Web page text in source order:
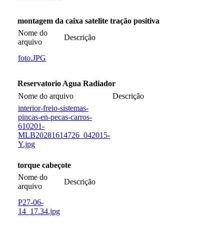
montagem da caixa satelite tração positiva
Nome do
arquivo
Descrição
foto.JPG
Reservatorio Agua Radiador
Nome do arquivo
Descrição
interior-freio-sistemas-
pincas-en-pecas-carros-
610201-
MLB20281614726_042015-
Y.jpg
torque cabeçote
Nome do
arquivo
Descrição
P27-06-
14_17.34.jpg